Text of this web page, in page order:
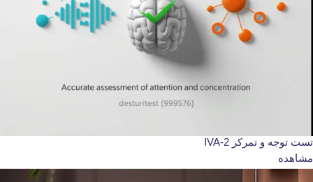
تست توجه و تمرکز IVA-2
مشاهده